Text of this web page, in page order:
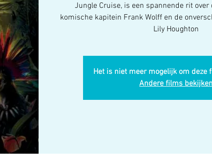
Jungle Cruise, is een spannende rit over
komische kapitein Frank Wolff en de
Lily Houghton
Het is niet meer mogelijk om deze
Andere films